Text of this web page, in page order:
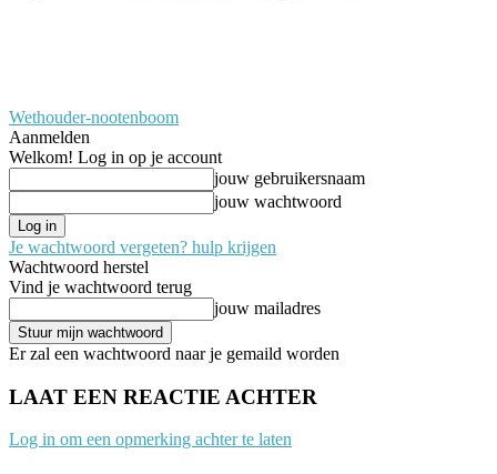
Wethouder-nootenboom
Aanmelden
Welkom! Log in op je account
jouw gebruikersnaam
jouw wachtwoord
Je wachtwoord vergeten? hulp krijgen
Wachtwoord herstel
Vind je wachtwoord terug
jouw mailadres
Er zal een wachtwoord naar je gemaild worden
LAAT EEN REACTIE ACHTER
Log in om een opmerking achter te laten